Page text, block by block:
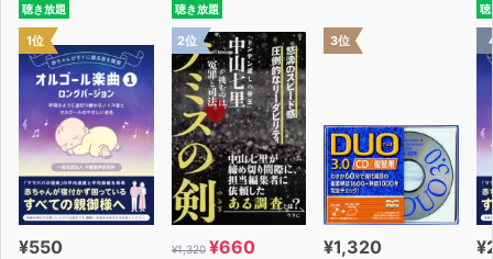
聴き放題
1位
¥550
聴き放題
2位
¥1,320 ¥660
3位
¥1,320
聴